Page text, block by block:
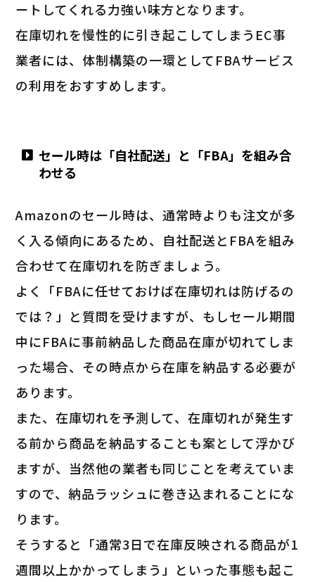
ートしてくれる力強い味方となります。
在庫切れを慢性的に引き起こしてしまうEC事
業者には、体制構築の一環としてFBAサービス
の利用をおすすめします。
セール時は「自社配送」と「FBA」を組み合
わせる
Amazonのセール時は、通常時よりも注文が多
く入る傾向にあるため、自社配送とFBAを組み
合わせて在庫切れを防ぎましょう。
よく「FBAに任せておけば在庫切れは防げるの
では？」と質問を受けますが、もしセール期間
中にFBAに事前納品した商品在庫が切れてしま
った場合、その時点から在庫を納品する必要が
あります。
また、在庫切れを予測して、在庫切れが発生す
る前から商品を納品することも案として浮かび
ますが、当然他の業者も同じことを考えていま
すので、納品ラッシュに巻き込まれることにな
ります。
そうすると「通常3日で在庫反映される商品が1
週間以上かかってしまう」といった事態も起こ